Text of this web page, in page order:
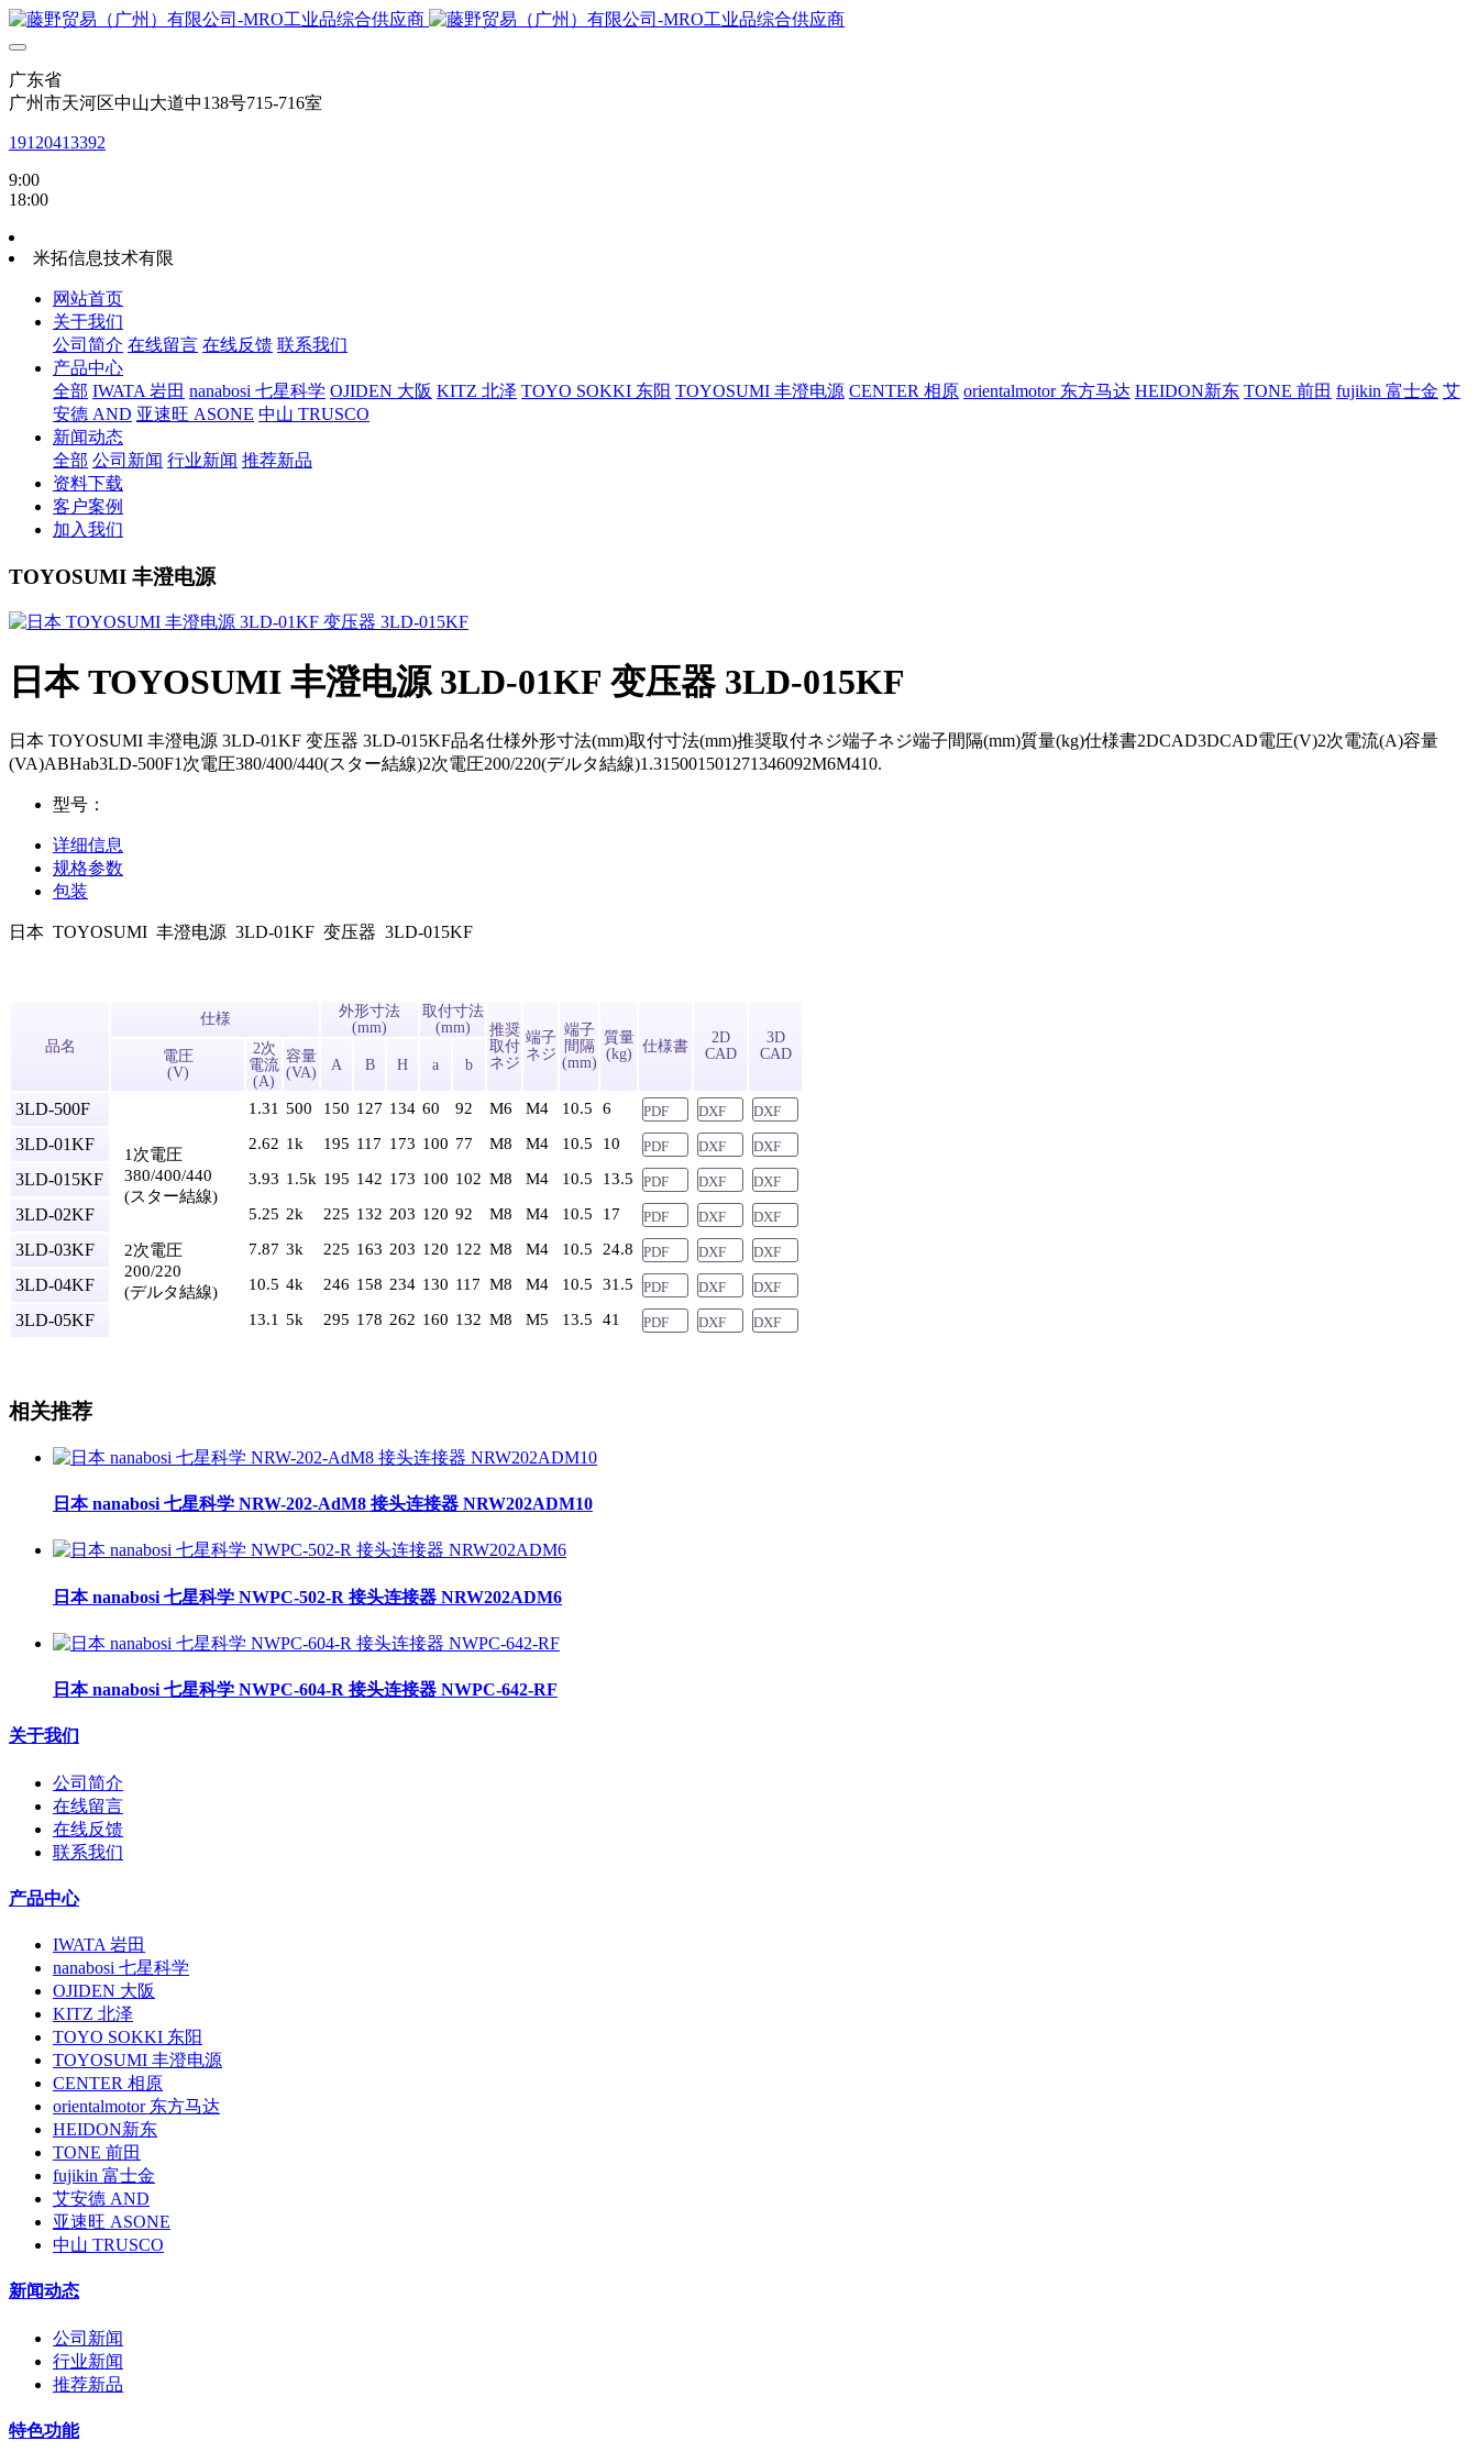
广东省
广州市天河区中山大道中138号715-716室
19120413392
9:00
18:00
米拓信息技术有限
网站首页
关于我们
公司简介 在线留言 在线反馈 联系我们
产品中心
全部 IWATA 岩田 nanabosi 七星科学 OJIDEN 大阪 KITZ 北泽 TOYO SOKKI 东阳 TOYOSUMI 丰澄电源 CENTER 相原 orientalmotor 东方马达 HEIDON新东 TONE 前田 fujikin 富士金 艾
安德 AND 亚速旺 ASONE 中山 TRUSCO
新闻动态
全部 公司新闻 行业新闻 推荐新品
资料下载
客户案例
加入我们
TOYOSUMI 丰澄电源
日本 TOYOSUMI 丰澄电源 3LD-01KF 变压器 3LD-015KF
日本 TOYOSUMI 丰澄电源 3LD-01KF 变压器 3LD-015KF品名仕様外形寸法(mm)取付寸法(mm)推奨取付ネジ端子ネジ端子間隔(mm)質量(kg)仕様書2DCAD3DCAD電圧(V)2次電流(A)容量
(VA)ABHab3LD-500F1次電圧380/400/440(スター結線)2次電圧200/220(デルタ結線)1.315001501271346092M6M410.
型号：
详细信息
规格参数
包装
日本 TOYOSUMI 丰澄电源 3LD-01KF 变压器 3LD-015KF
品名
仕様
外形寸法
(mm)
取付寸法
(mm)
推奨
取付
ネジ
端子
ネジ
端子
間隔
(mm)
質量
(kg)
仕様書
2D
CAD
3D
CAD
電圧
(V)
2次
電流
(A)
容量
(VA)
A B H a b
3LD-500F
1次電圧
380/400/440
(スター結線)
2次電圧
200/220
(デルタ結線)
1.31 500 150 127 134 60 92 M6 M4 10.5 6 PDF DXF DXF
3LD-01KF 2.62 1k 195 117 173 100 77 M8 M4 10.5 10 PDF DXF DXF
3LD-015KF 3.93 1.5k 195 142 173 100 102 M8 M4 10.5 13.5 PDF DXF DXF
3LD-02KF 5.25 2k 225 132 203 120 92 M8 M4 10.5 17 PDF DXF DXF
3LD-03KF 7.87 3k 225 163 203 120 122 M8 M4 10.5 24.8 PDF DXF DXF
3LD-04KF 10.5 4k 246 158 234 130 117 M8 M4 10.5 31.5 PDF DXF DXF
3LD-05KF 13.1 5k 295 178 262 160 132 M8 M5 13.5 41 PDF DXF DXF
相关推荐
日本 nanabosi 七星科学 NRW-202-AdM8 接头连接器 NRW202ADM10
日本 nanabosi 七星科学 NWPC-502-R 接头连接器 NRW202ADM6
日本 nanabosi 七星科学 NWPC-604-R 接头连接器 NWPC-642-RF
关于我们
公司简介
在线留言
在线反馈
联系我们
产品中心
IWATA 岩田
nanabosi 七星科学
OJIDEN 大阪
KITZ 北泽
TOYO SOKKI 东阳
TOYOSUMI 丰澄电源
CENTER 相原
orientalmotor 东方马达
HEIDON新东
TONE 前田
fujikin 富士金
艾安德 AND
亚速旺 ASONE
中山 TRUSCO
新闻动态
公司新闻
行业新闻
推荐新品
特色功能